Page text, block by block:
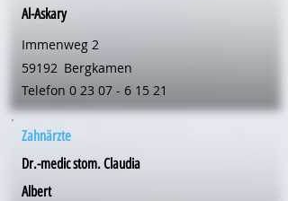
Al-Askary
Immenweg 2
59192 Bergkamen
Telefon 0 23 07 - 6 15 21
Zahnärzte
Dr.-medic stom. Claudia
Albert